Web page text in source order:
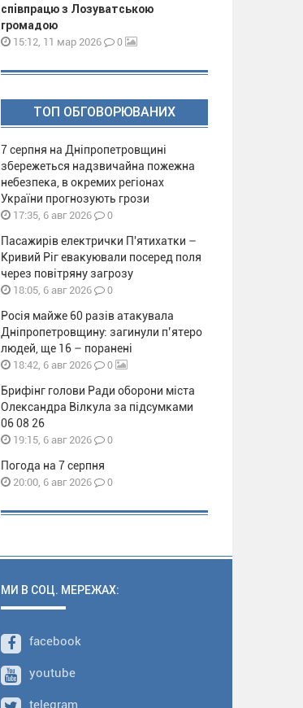
співпрацю з Лозуватською
громадою
15:12, 11 мар 2026 0
ТОП ОБГОВОРЮВАНИХ
7 серпня на Дніпропетровщині
збережеться надзвичайна пожежна
небезпека, в окремих регіонах
України прогнозують грози
17:35, 6 авг 2026 0
Пасажирів електрички П'ятихатки –
Кривий Ріг евакуювали посеред поля
через повітряну загрозу
18:05, 6 авг 2026 0
Росія майже 60 разів атакувала
Дніпропетровщину: загинули п’ятеро
людей, ще 16 – поранені
18:42, 6 авг 2026 0
Брифінг голови Ради оборони міста
Олександра Вілкула за підсумками
06 08 26
19:15, 6 авг 2026 0
Погода на 7 серпня
20:00, 6 авг 2026 0
МИ В СОЦ. МЕРЕЖАХ:
facebook
youtube
telegram